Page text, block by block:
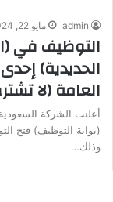
admin مايو 22, 2024
التوظيف في
الحديدية)
العامة (لا
أعلنت الشركة
(بوابة التوظيف) فتح
وذلك…